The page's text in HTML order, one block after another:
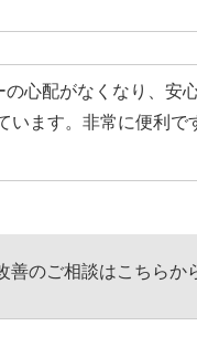
の心配がなくなり、安
います。非常に便利で
善のご相談はこちらか